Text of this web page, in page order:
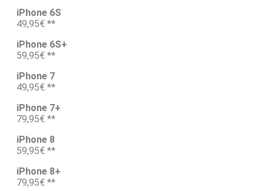
iPhone 6S
49,95€ **
iPhone 6S+
59,95€ **
iPhone 7
49,95€ **
iPhone 7+
79,95€ **
iPhone 8
59,95€ **
iPhone 8+
79,95€ **